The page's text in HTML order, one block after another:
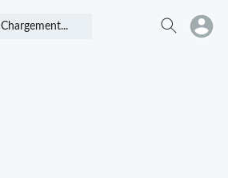
Chargement...